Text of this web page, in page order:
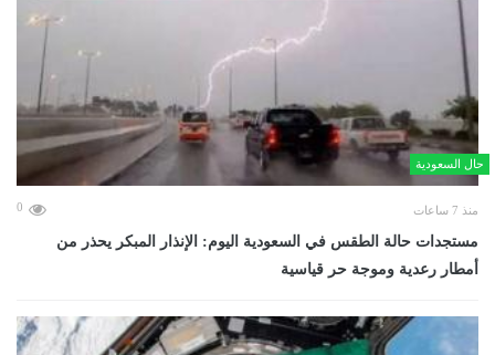
حال السعودية
منذ 7 ساعات 0
مستجدات حالة الطقس في السعودية اليوم: الإنذار المبكر يحذر من
أمطار رعدية وموجة حر قياسية